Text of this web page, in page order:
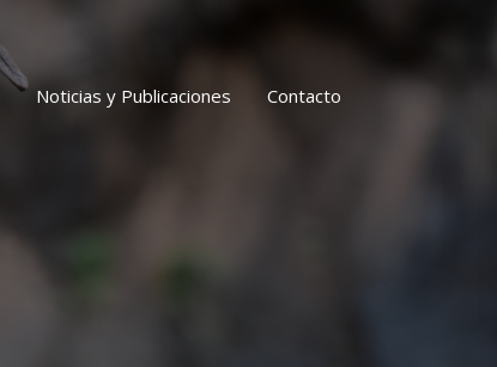
Noticias y Publicaciones Contacto